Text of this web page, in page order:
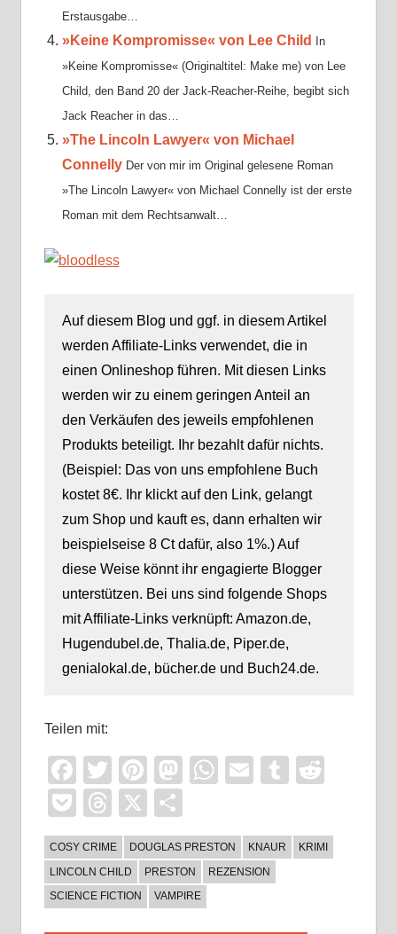
Erstausgabe…
»Keine Kompromisse« von Lee Child
In
»Keine Kompromisse« (Originaltitel: Make me) von Lee
Child, den Band 20 der Jack-Reacher-Reihe, begibt sich
Jack Reacher in das…
»The Lincoln Lawyer« von Michael
Connelly Der von mir im Original gelesene Roman
»The Lincoln Lawyer« von Michael Connelly ist der erste
Roman mit dem Rechtsanwalt…
Auf diesem Blog und ggf. in diesem Artikel
werden Affiliate-Links verwendet, die in
einen Onlineshop führen. Mit diesen Links
werden wir zu einem geringen Anteil an
den Verkäufen des jeweils empfohlenen
Produkts beteiligt. Ihr bezahlt dafür nichts.
(Beispiel: Das von uns empfohlene Buch
kostet 8€. Ihr klickt auf den Link, gelangt
zum Shop und kauft es, dann erhalten wir
beispielseise 8 Ct dafür, also 1%.) Auf
diese Weise könnt ihr engagierte Blogger
unterstützen. Bei uns sind folgende Shops
mit Affiliate-Links verknüpft: Amazon.de,
Hugendubel.de, Thalia.de, Piper.de,
genialokal.de, bücher.de und Buch24.de.
Teilen mit:
Facebook
TwitterPinterest
Mastodon
WhatsApp
EmailTumblr
PocketThreads
X
COSY CRIME DOUGLAS PRESTON KNAUR
KRIMI
LINCOLN CHILD
PRESTON
REZENSION
SCIENCE FICTION
VAMPIRE